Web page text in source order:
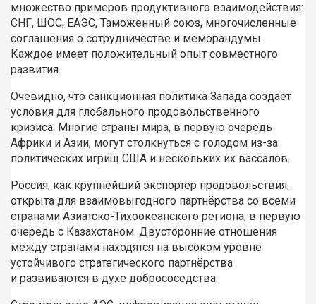
множество примеров продуктивного взаимодействия:
СНГ, ШОС, ЕАЭС, Таможенный союз, многочисленные
соглашения о сотрудничестве и меморандумы.
Каждое имеет положительный опыт совместного
развития.
Очевидно, что санкционная политика Запада создаёт
условия для глобального продовольственного
кризиса. Многие страны мира, в первую очередь
Африки и Азии, могут столкнуться с голодом из-за
политических игрищ США и нескольких их вассалов.
Россия, как крупнейший экспортёр продовольствия,
открыта для взаимовыгодного партнёрства со всеми
странами Азиатско-Тихоокеанского региона, в первую
очередь с Казахстаном. Двусторонние отношения
между странами находятся на высоком уровне
устойчивого стратегического партнёрства
и развиваются в духе добрососедства.